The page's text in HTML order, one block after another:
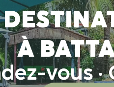
À
vous ·